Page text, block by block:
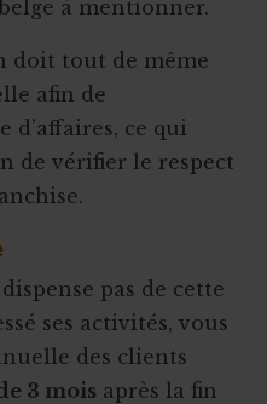
à mentionner.
doit tout de même
afin de
ce qui
de vérifier le respect
pas de cette
ses activités, vous
des clients
3 mois après la fin